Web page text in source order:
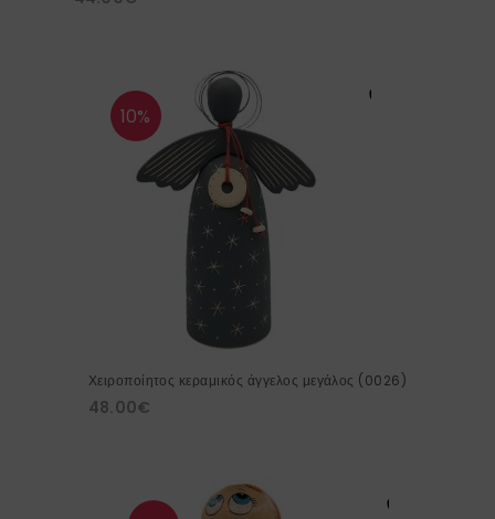
10%
Χειροποίητος κεραμικός άγγελος μεγάλος (0026)
48.00€